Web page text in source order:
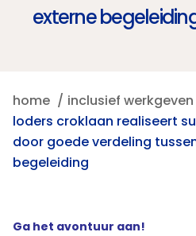
externe
home
inclusief werkgeven
loders croklaan realiseert
door goede verdeling
begeleiding
Ga het avontuur aan!